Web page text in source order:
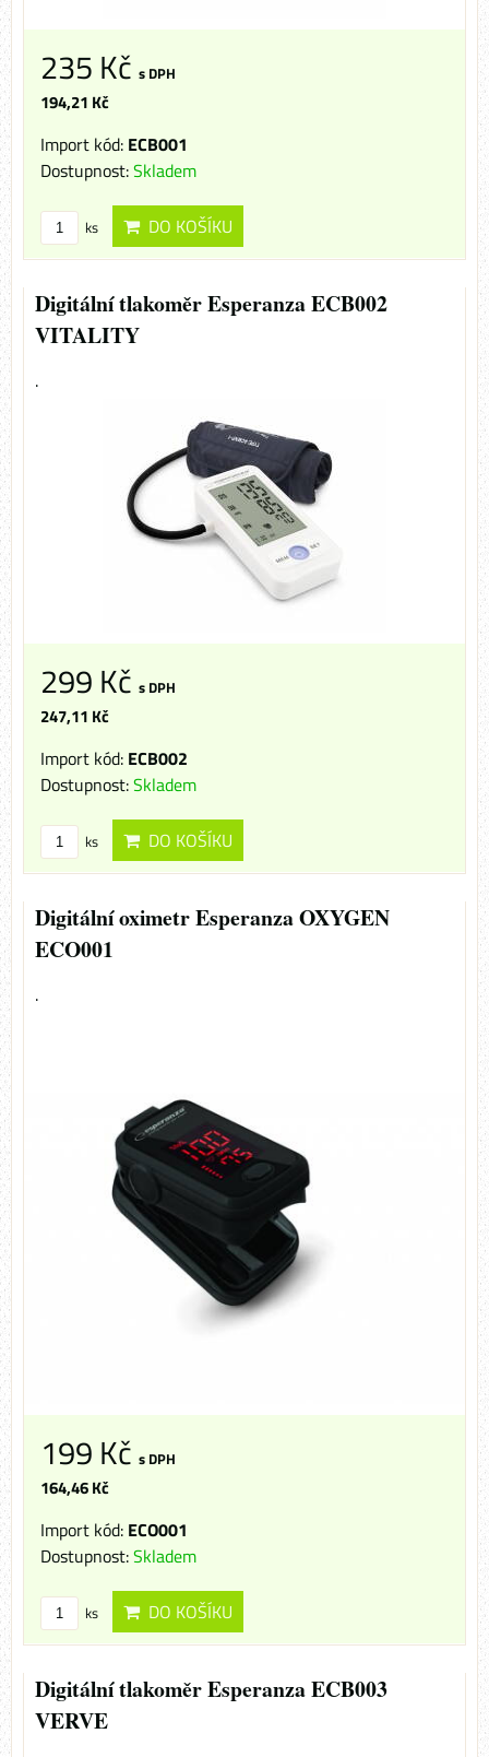
235 Kč s DPH
194,21 Kč
Import kód: ECB001
Dostupnost:Skladem
ks DO KOŠÍKU
Digitální tlakoměr Esperanza ECB002
VITALITY
.
299 Kč s DPH
247,11 Kč
Import kód: ECB002
Dostupnost:Skladem
ks DO KOŠÍKU
Digitální oximetr Esperanza OXYGEN
ECO001
.
199 Kč s DPH
164,46 Kč
Import kód: ECO001
Dostupnost:Skladem
ks DO KOŠÍKU
Digitální tlakoměr Esperanza ECB003
VERVE